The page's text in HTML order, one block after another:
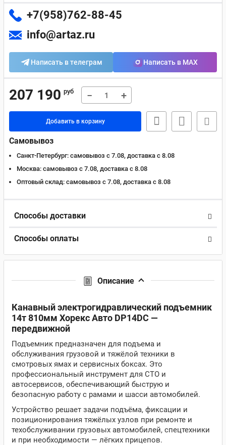
+7(958)762-88-45
info@artaz.ru
Написать в телеграм Написать в MAX
207 190 руб − +
Добавить в корзину
Самовывоз
Санкт-Петербург: самовывоз с 7.08, доставка c 8.08
Москва: самовывоз с 7.08, доставка c 8.08
Оптовый склад: самовывоз с 7.08, доставка c 8.08
Способы доставки
Способы оплаты
Описание
Канавный электрогидравлический подъемник
14т 810мм Хорекс Авто DP14DC —
передвижной
Подъемник предназначен для подъема и
обслуживания грузовой и тяжёлой техники в
смотровых ямах и сервисных боксах. Это
профессиональный инструмент для СТО и
автосервисов, обеспечивающий быструю и
безопасную работу с рамами и шасси автомобилей.
Устройство решает задачи подъёма, фиксации и
позиционирования тяжёлых узлов при ремонте и
техобслуживании грузовых автомобилей, спецтехники
и при необходимости — лёгких прицепов.